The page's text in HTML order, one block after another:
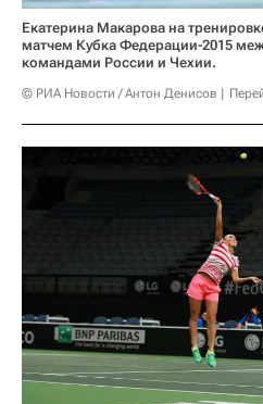
Екатерина Макарова на
матчем Кубка Федерации-2015
командами России и Чехии.
© РИА Новости / Антон Денисов